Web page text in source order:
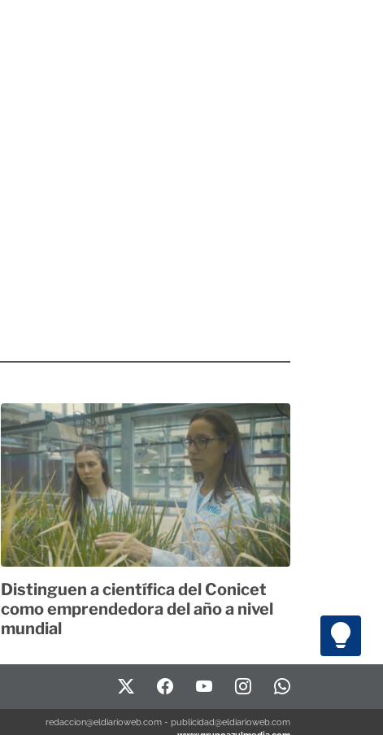
Distinguen a científica del Conicet
como emprendedora del año a nivel
mundial
redaccion@eldiarioweb.com - publicidad@eldiarioweb.com